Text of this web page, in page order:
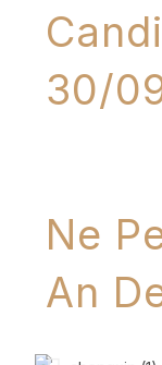
30/
Ne
An